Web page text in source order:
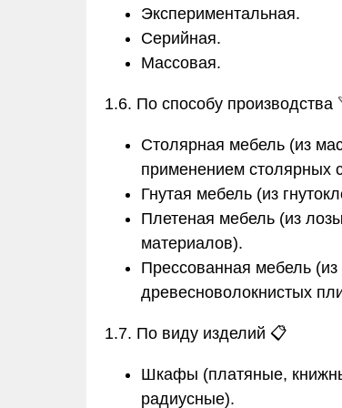
Экспериментальная.
Серийная.
Массовая.
1.6. По способу производства
Столярная мебель (из
применением столярных
Гнутая мебель (из
Плетеная мебель (из
материалов).
Прессованная мебель
древесноволокнистых
1.7. По виду изделий 📋
Шкафы (платяные,
радиусные).